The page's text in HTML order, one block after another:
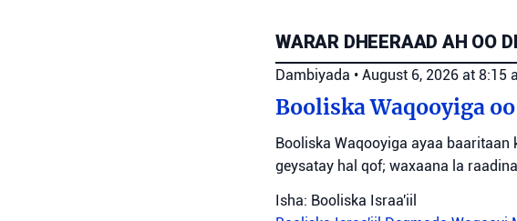
WARAR DHEERAAD AH OO
Dambiyada • August 6, 2026 at 8:15
Booliska Waqooyiga
Booliska Waqooyiga ayaa
geysatay hal qof; waxaana la
Isha: Booliska Israa'iil